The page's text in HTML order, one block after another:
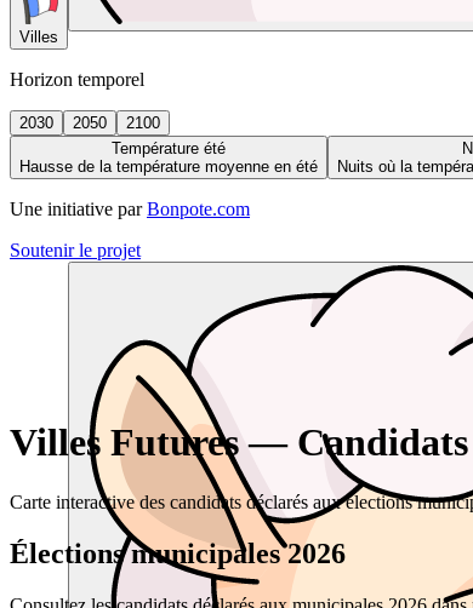
Villes
Horizon temporel
2030 2050
2100
Température été
Hausse de la température moyenne en été
Nuits où la
Une initiative par Bonpote.com
Soutenir le projet
Villes Futures — Candidats
Carte interactive des candidats déclarés aux élections
Élections municipales 2026